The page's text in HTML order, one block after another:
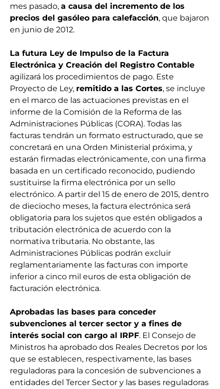
mes pasado, a causa del incremento de los
precios del gasóleo para calefacción, que bajaron
en junio de 2012.
La futura Ley de Impulso de la Factura
Electrónica y Creación del Registro Contable
agilizará los procedimientos de pago. Este
Proyecto de Ley, remitido a las Cortes, se incluye
en el marco de las actuaciones previstas en el
informe de la Comisión de la Reforma de las
Administraciones Públicas (CORA). Todas las
facturas tendrán un formato estructurado, que se
concretará en una Orden Ministerial próxima, y
estarán firmadas electrónicamente, con una firma
basada en un certificado reconocido, pudiendo
sustituirse la firma electrónica por un sello
electrónico. A partir del 15 de enero de 2015, dentro
de dieciocho meses, la factura electrónica será
obligatoria para los sujetos que estén obligados a
tributación electrónica de acuerdo con la
normativa tributaria. No obstante, las
Administraciones Públicas podrán excluir
reglamentariamente las facturas con importe
inferior a cinco mil euros de esta obligación de
facturación electrónica.
Aprobadas las bases para conceder
subvenciones al tercer sector y a fines de
interés social con cargo al IRPF. El Consejo de
Ministros ha aprobado dos Reales Decretos por los
que se establecen, respectivamente, las bases
reguladoras para la concesión de subvenciones a
entidades del Tercer Sector y las bases reguladoras